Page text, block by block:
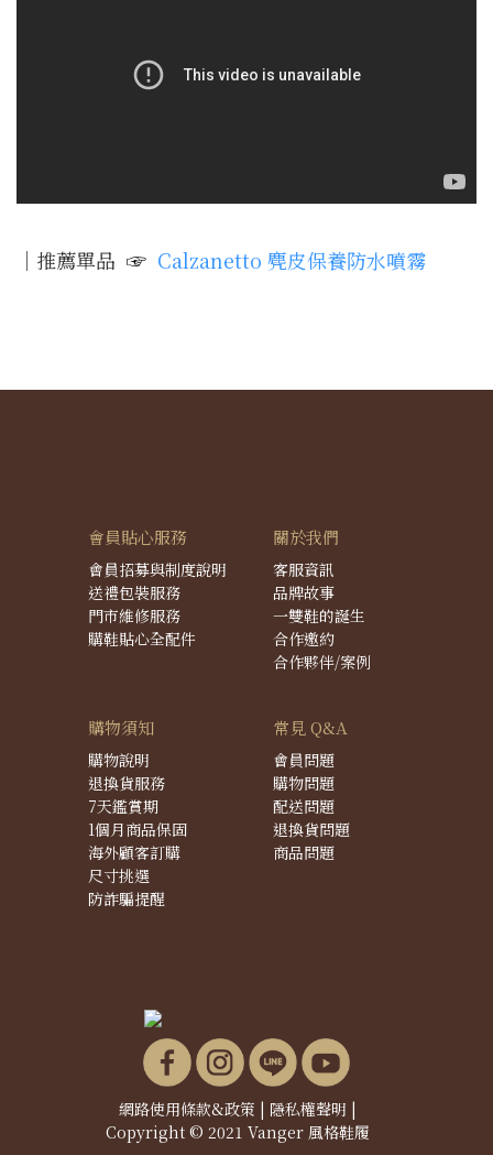
｜推薦單品 ☞ Calzanetto 麂皮保養防水噴霧
會員貼心服務
會員招募與制度說明
送禮包裝服務
門市維修服務
購鞋貼心全配件
關於我們
客服資訊
品牌故事
一雙鞋的誕生
合作邀約
合作夥伴/案例
購物須知
購物說明
退換貨服務
7天鑑賞期
1個月商品保固
海外顧客訂購
尺寸挑選
防詐騙提醒
常見 Q&A
會員問題
購物問題
配送問題
退換貨問題
商品問題
網路使用條款&政策 | 隱私權聲明 |
Copyright © 2021 Vanger 風格鞋履